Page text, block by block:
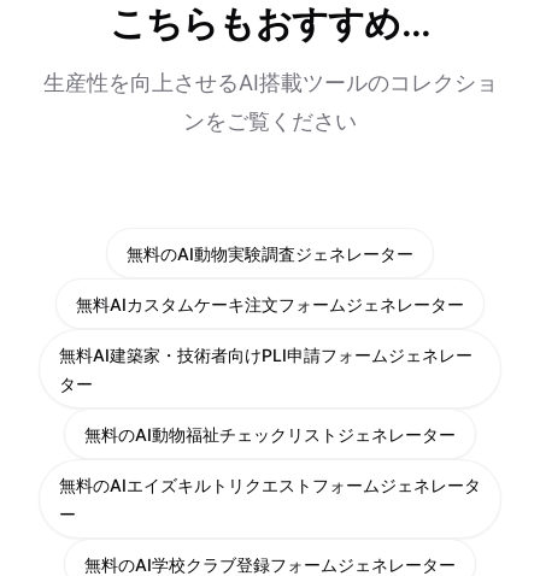
こちらもおすすめ...
生産性を向上させるAI搭載ツールのコレクショ
ンをご覧ください
無料のAI動物実験調査ジェネレーター
無料AIカスタムケーキ注文フォームジェネレーター
無料AI建築家・技術者向けPLI申請フォームジェネレー
ター
無料のAI動物福祉チェックリストジェネレーター
無料のAIエイズキルトリクエストフォームジェネレータ
ー
無料のAI学校クラブ登録フォームジェネレーター